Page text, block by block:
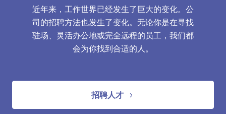
近年来，工作世界已经发生了巨大的变化。公
司的招聘方法也发生了变化。无论你是在寻找
驻场、灵活办公地或完全远程的员工，我们都
会为你找到合适的人。
招聘人才